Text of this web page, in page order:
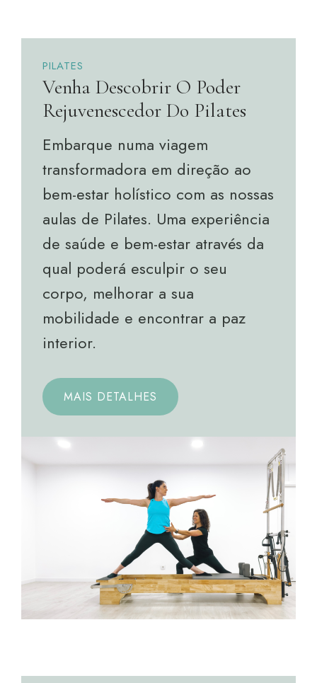
PILATES
Venha Descobrir O Poder
Rejuvenescedor Do Pilates
Embarque numa viagem
transformadora em direção ao
bem-estar holístico com as nossas
aulas de Pilates. Uma experiência
de saúde e bem-estar através da
qual poderá esculpir o seu
corpo, melhorar a sua
mobilidade e encontrar a paz
interior.
MAIS DETALHES